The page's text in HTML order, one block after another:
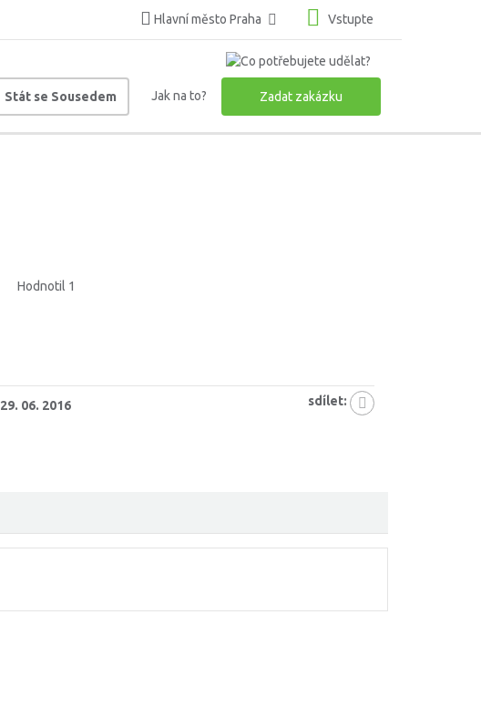
Hlavní město Praha Vstupte
Stát se Sousedem Jak na to? Zadat zakázku
Hodnotil 1
29. 06. 2016 sdílet: